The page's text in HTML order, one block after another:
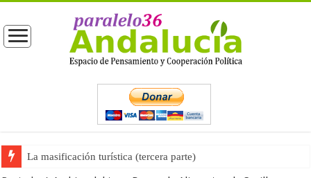
La masificación turística (tercera parte)